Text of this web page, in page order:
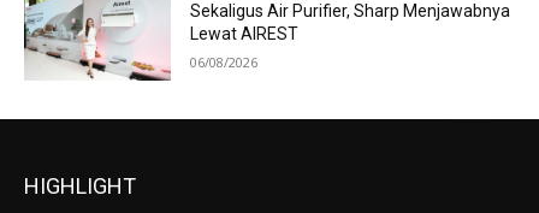
Sekaligus Air Purifier, Sharp Menjawabnya
Lewat AIREST
06/08/2026
HIGHLIGHT